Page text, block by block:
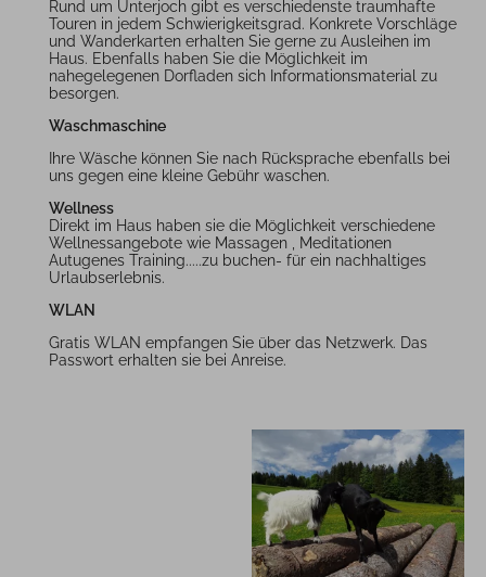
Rund um Unterjoch gibt es verschiedenste traumhafte
Touren in jedem Schwierigkeitsgrad. Konkrete Vorschläge
und Wanderkarten erhalten Sie gerne zu Ausleihen im
Haus. Ebenfalls haben Sie die Möglichkeit im
nahegelegenen Dorfladen sich Informationsmaterial zu
besorgen.
Waschmaschine
Ihre Wäsche können Sie nach Rücksprache ebenfalls bei
uns gegen eine kleine Gebühr waschen.
Wellness
Direkt im Haus haben sie die Möglichkeit verschiedene
Wellnessangebote wie Massagen , Meditationen
Autugenes Training.....zu buchen- für ein nachhaltiges
Urlaubserlebnis.
WLAN
Gratis WLAN empfangen Sie über das Netzwerk. Das
Passwort erhalten sie bei Anreise.